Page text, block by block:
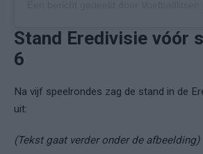
Stand Eredivisie vóór
6
Na vijf speelrondes zag de stand in de
uit:
(Tekst gaat verder onder de afbeelding)